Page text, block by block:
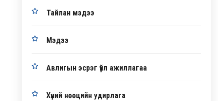
Тайлан мэдээ
Мэдээ
Авлигын эсрэг үйл ажиллагаа
Хүний нөөцийн удирлага